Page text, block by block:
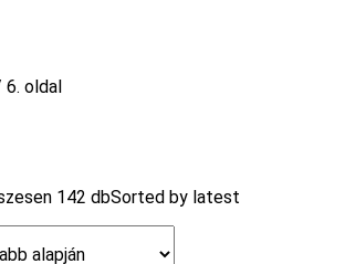
6. oldal
142 dbSorted by latest